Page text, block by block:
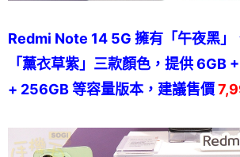
Redmi Note 14 5G 擁有「午夜黑」
「薰衣草紫」三款顏色，提供 6GB
+ 256GB 等容量版本，建議售價